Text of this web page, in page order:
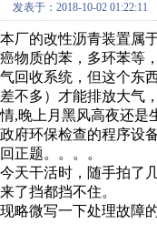
发表于：2018-10-02 01:22:11
本厂的改性沥青装置属
癌物质的苯，多环苯等
气回收系统，但这个东
差不多）才能排放大气
情,晚上月黑风高夜还是
政府环保检查的程序设备
回正题。。。。
今天干活时，随手拍了
来了挡都挡不住。
现略微写一下处理故障